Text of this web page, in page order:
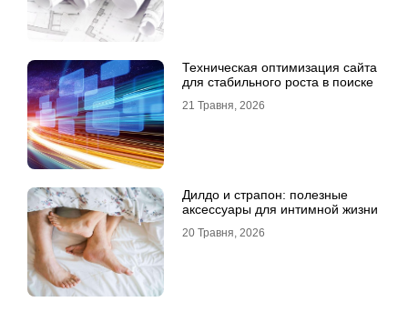
Техническая оптимизация сайта
для стабильного роста в поиске
21 Травня, 2026
Дилдо и страпон: полезные
аксессуары для интимной жизни
20 Травня, 2026